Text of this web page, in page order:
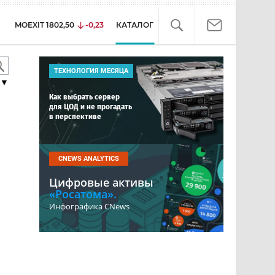
MOEXIT 1802,50 -0,23 КАТАЛОГ
ТЕХНОЛОГИЯ МЕСЯЦА
Как выбрать сервер
для ЦОД и не прогадать
в перспективе
CNEWS ANALYTICS
Цифровые активы
«Росатома».
Инфографика CNews